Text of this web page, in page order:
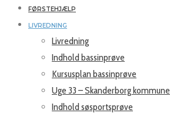
FØRSTEHJÆLP
LIVREDNING
Livredning
Indhold bassinprøve
Kursusplan bassinprøve
Uge 33 – Skanderborg kommune
Indhold søsportsprøve